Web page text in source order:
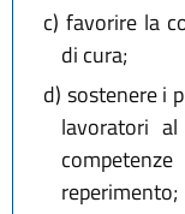
c) favorire la
di cura;
d) sostenere i
lavoratori
reperimento;